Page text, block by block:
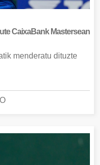
CaixaBank Mastersean
menderatu dituzte